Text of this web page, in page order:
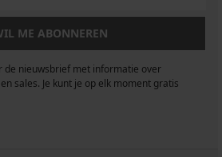
ME ABONNEREN
de nieuwsbrief met informatie over
sales. Je kunt je op elk moment gratis